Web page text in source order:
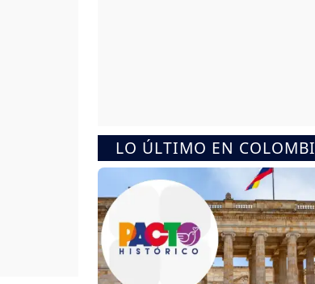
LO ÚLTIMO EN